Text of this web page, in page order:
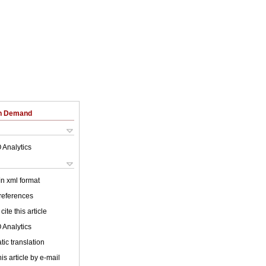
Demand
Analytics
xml format
this article
Analytics
translation
article by e-mail